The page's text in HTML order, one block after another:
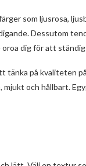
som ljusrosa,
Dessutom
oroa dig för att
tänka på kvaliteten
och hållbart.